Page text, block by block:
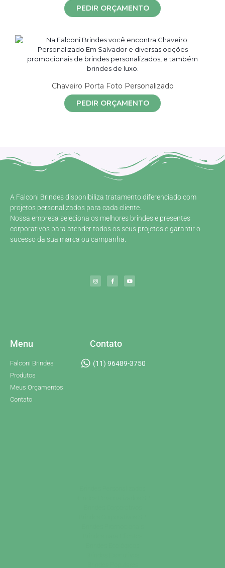
PEDIR ORÇAMENTO
Chaveiro Porta Foto Personalizado
PEDIR ORÇAMENTO
A Falconi Brindes disponibiliza tratamento diferenciado com
projetos personalizados para cada cliente.
Nossa empresa seleciona os melhores brindes e presentes
corporativos para atender todos os seus projetos e garantir o
sucesso da sua marca ou campanha.
Menu
Falconi Brindes
Produtos
Meus Orçamentos
Contato
Contato
(11) 96489-3750